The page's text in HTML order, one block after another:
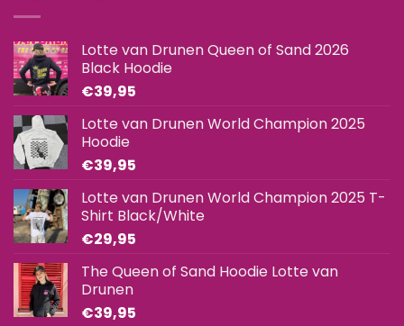
gekozen
worden
op
productpagina
Lotte van Drunen Queen of Sand 2026
Black Hoodie
€39,95
Lotte van Drunen World Champion 2025
Hoodie
€39,95
Lotte van Drunen World Champion 2025 T-
Shirt Black/White
€29,95
The Queen of Sand Hoodie Lotte van
Drunen
€39,95